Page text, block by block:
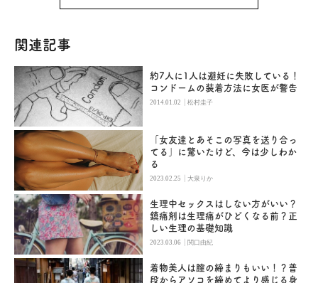
関連記事
約7人に1人は避妊に失敗している！
コンドームの装着方法に女医が警告
2014.01.02 |松村圭子
「女友達とあそこの写真を送り合っ
てる」に驚いたけど、今は少しわか
る
2023.02.25 |大泉りか
生理中セックスはしない方がいい？
鎮痛剤は生理痛がひどくなる前？正
しい生理の基礎知識
2023.03.06 |関口由紀
着物美人は膣の締まりもいい！？普
段からアソコを締めてより感じる身